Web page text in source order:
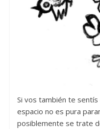
Si vos también te
espacio no es pura
posiblemente se trate